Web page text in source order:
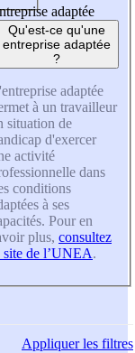
adaptée
Qu'est-ce qu'une
entreprise adaptée
?
adaptée
à un travailleur
situation de
d'exercer
activité
dans
conditions
à ses
Pour en
plus, consultez
site de l’UNEA.
Appliquerles filtres